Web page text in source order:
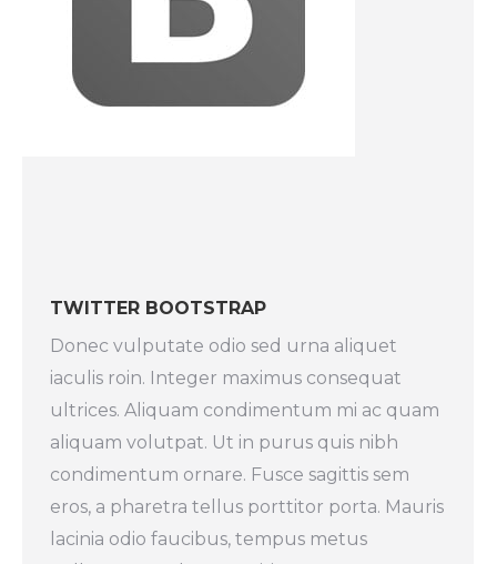
TWITTER BOOTSTRAP
Donec vulputate odio sed urna aliquet
iaculis roin. Integer maximus consequat
ultrices. Aliquam condimentum mi ac quam
aliquam volutpat. Ut in purus quis nibh
condimentum ornare. Fusce sagittis sem
eros, a pharetra tellus porttitor porta. Mauris
lacinia odio faucibus, tempus metus